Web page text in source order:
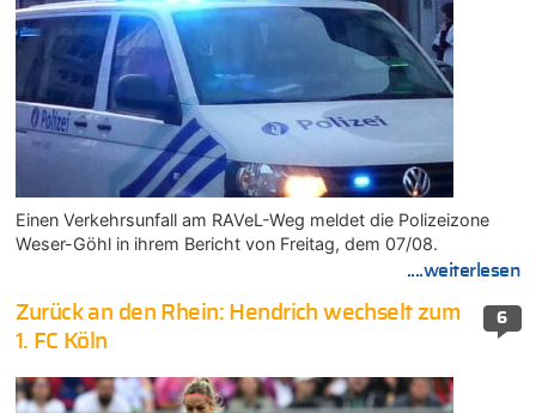
Einen Verkehrsunfall am RAVeL-Weg meldet die Polizeizone
Weser-Göhl in ihrem Bericht von Freitag, dem 07/08.
....weiterlesen
6
Zurück an den Rhein: Hendrich wechselt zum
1. FC Köln